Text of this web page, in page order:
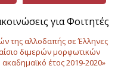
για Φοιτητές
της αλλοδαπής σε Έλληνες
διμερών μορφωτικών
έτος 2019-2020»